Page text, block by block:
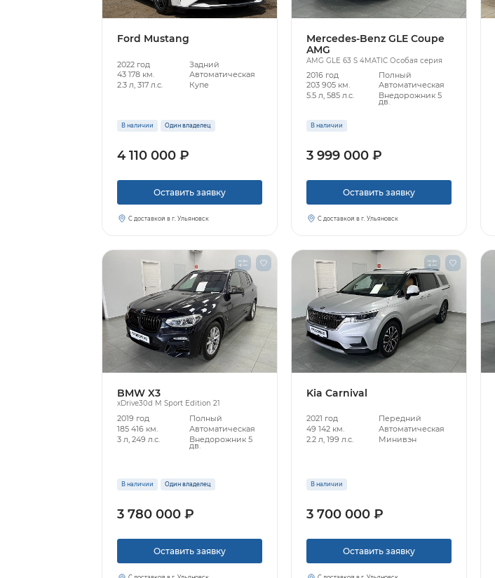
Ford Mustang
2022 год
Задний
43 178 км.
Автоматическая
2.3 л, 317 л.с.
Купе
В наличии Один владелец
4 110 000 ₽
Оставить заявку
С доставкой в г. Ульяновск
Mercedes-Benz GLE Coupe
AMG
AMG GLE 63 S 4MATIC Особая серия
2016 год
Полный
203 905 км.
Автоматическая
5.5 л, 585 л.с.
Внедорожник 5
дв.
В наличии
3 999 000 ₽
Оставить заявку
С доставкой в г. Ульяновск
BMW X3
xDrive30d M Sport Edition 21
2019 год
Полный
185 416 км.
Автоматическая
3 л, 249 л.с.
Внедорожник 5
дв.
В наличии Один владелец
3 780 000 ₽
Оставить заявку
Kia Carnival
2021 год
Передний
49 142 км.
Автоматическая
2.2 л, 199 л.с.
Минивэн
В наличии
3 700 000 ₽
Оставить заявку